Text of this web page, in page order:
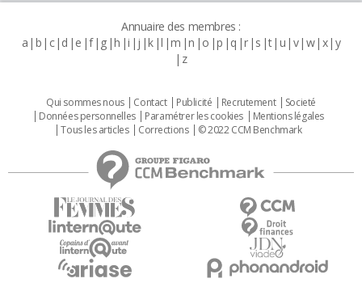
Annuaire des membres :
a b c d e f g h i j k l m n o p q r s t u v w x y
z
Qui sommes nous Contact Publicité Recrutement
Societé
Données personnelles
Paramétrer les cookies
Mentions légales
Tous les articles
Corrections © 2022 CCM Benchmark